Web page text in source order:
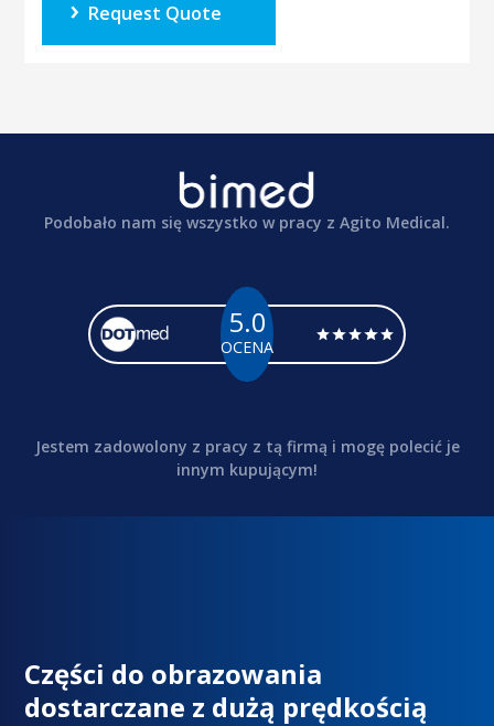
Request Quote
Podobało nam się wszystko w pracy z Agito Medical.
5.0
OCENA
Jestem zadowolony z pracy z tą firmą i mogę polecić je
innym kupującym!
Części do obrazowania
dostarczane z dużą prędkością